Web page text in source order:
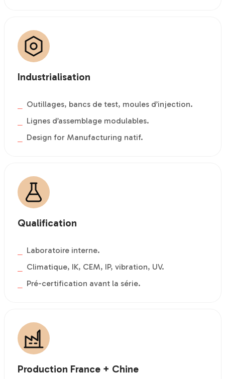
Industrialisation
Outillages, bancs de test, moules d’injection.
Lignes d’assemblage modulables.
Design for Manufacturing natif.
Qualification
Laboratoire interne.
Climatique, IK, CEM, IP, vibration, UV.
Pré-certification avant la série.
Production France + Chine